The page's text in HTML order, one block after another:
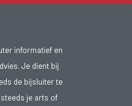
informatief en
Je dient bij
de bijsluiter te
je arts of